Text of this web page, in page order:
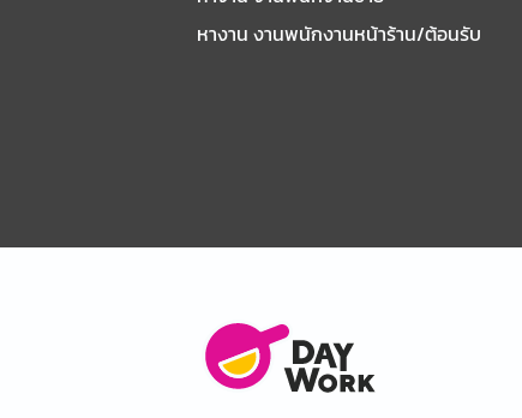
หางาน งานพนักงานหน้าร้าน/ต้อนรับ